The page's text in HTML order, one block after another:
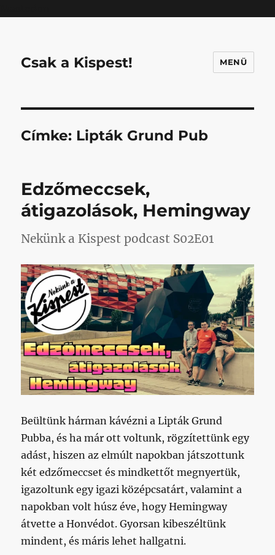
Csak a Kispest! MENÜ
Címke: Lipták Grund Pub
Edzőmeccsek,
átigazolások, Hemingway
Nekünk a Kispest podcast S02E01
Beültünk hárman kávézni a Lipták Grund
Pubba, és ha már ott voltunk, rögzítettünk egy
adást, hiszen az elmúlt napokban játszottunk
két edzőmeccset és mindkettőt megnyertük,
igazoltunk egy igazi középcsatárt, valamint a
napokban volt húsz éve, hogy Hemingway
átvette a Honvédot. Gyorsan kibeszéltünk
mindent, és máris lehet hallgatni.